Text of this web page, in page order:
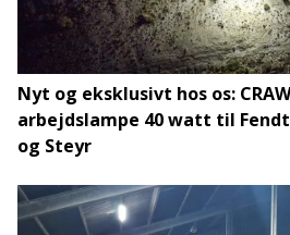
Nyt og eksklusivt hos os:
arbejdslampe 40 watt til
og Steyr